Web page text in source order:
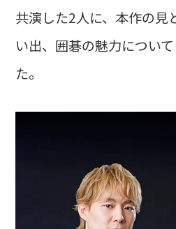
共演した2人に、本作の見
い出、囲碁の魅力につい
た。